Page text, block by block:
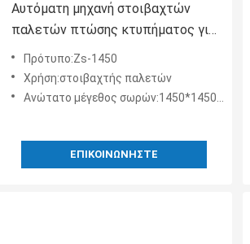
Αυτόματη μηχανή στοιβαχτών
παλετών πτώσης κτυπήματος για
το ζαρωμένο χαρτόνι
Πρότυπο:Zs-1450
Χρήση:στοιβαχτής παλετών
Ανώτατο μέγεθος σωρών:1450*1450mm
ΕΠΙΚΟΙΝΩΝΉΣΤΕ